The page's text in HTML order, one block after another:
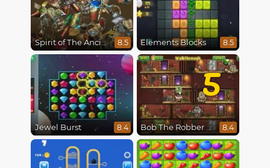
Spirit of The Ancient Forest 8.5 Elements Blocks 8.5
Jewel Burst 8.4
5
Bob The Robber 5 The Temple Adventure 8.4